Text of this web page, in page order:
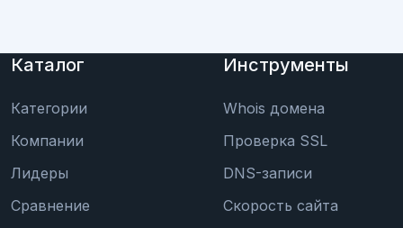
Каталог
Категории
Компании
Лидеры
Сравнение
Инструменты
Whois домена
Проверка SSL
DNS-записи
Скорость сайта